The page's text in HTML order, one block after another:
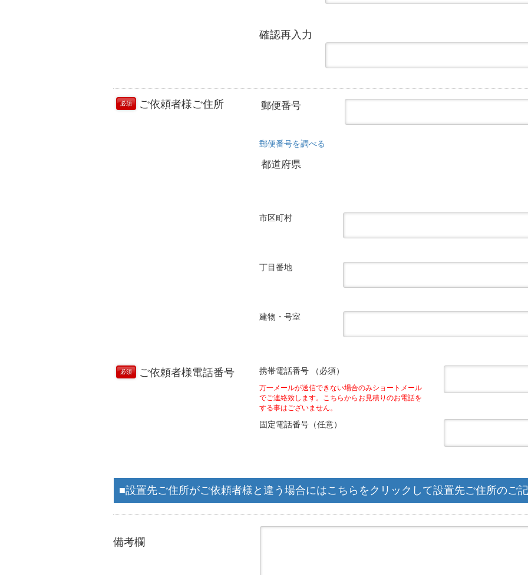
確認再入力
必須 ご依頼者様ご住所 郵便番号
郵便番号を調べる
都道府県
市区町村
丁目番地
建物・号室
必須 ご依頼者様電話番号 携帯電話番号 （必須）
万一メールが送信できない場合のみショートメール
でご連絡致します。こちらからお見積りのお電話を
する事はございません。
固定電話番号（任意）
■設置先ご住所がご依頼者様と違う場合にはこちらをクリックして設置先ご住所のご
備考欄